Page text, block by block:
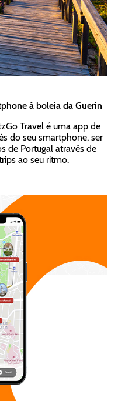
à boleia da Guerin
Travel é uma app de
do seu smartphone, ser
de Portugal através de
ao seu ritmo.